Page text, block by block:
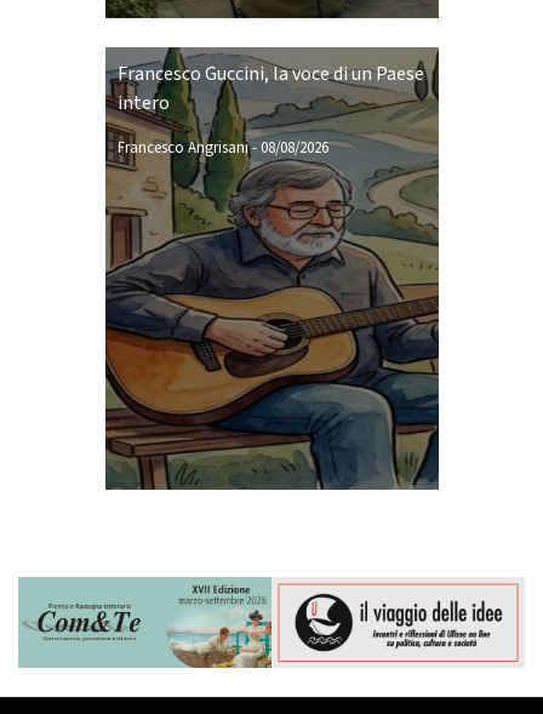
Francesco Guccini, la voce di un Paese
intero
Francesco Angrisani-08/08/2026